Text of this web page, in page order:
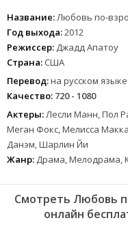
Название:Любовь по-
Год выхода:2012
Режиссер: Джадд Апатоу
Страна: США
Перевод:на русском языке
Качество: 720 - 1080
Актеры:Лесли Манн, Пол
Меган Фокс, Мелисса
Данэм, Шарлин Йи
Жанр: Драма, Мелодрама,
Смотреть Любовь
онлайн